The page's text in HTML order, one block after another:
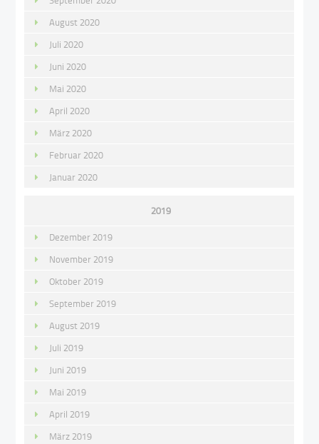
August 2020
Juli 2020
Juni 2020
Mai 2020
April 2020
März 2020
Februar 2020
Januar 2020
2019
Dezember 2019
November 2019
Oktober 2019
September 2019
August 2019
Juli 2019
Juni 2019
Mai 2019
April 2019
März 2019